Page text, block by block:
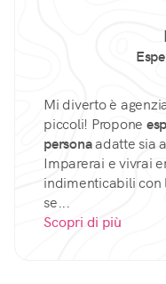
Mi diverto è
piccoli! Propone
personaadatte sia
Imparerai e vivrai
indimenticabili con
se...
Scopri di più